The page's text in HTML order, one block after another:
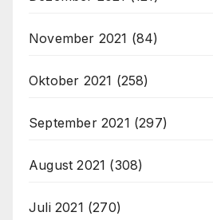
November 2021 (84)
Oktober 2021 (258)
September 2021 (297)
August 2021 (308)
Juli 2021 (270)